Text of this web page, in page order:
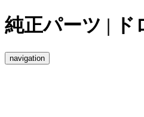
純正パーツ | ド
navigation